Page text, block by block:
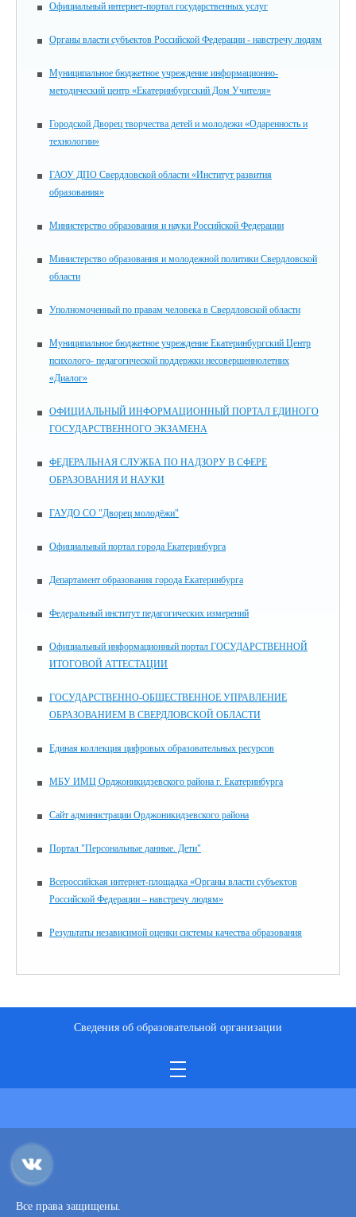
Официальный интернет-портал государственных услуг
Органы власти субъектов Российской Федерации - навстречу людям
Муниципальное бюджетное учреждение информационно-
методический центр «Екатеринбургский Дом Учителя»
Городской Дворец творчества детей и молодежи «Одаренность и
технологии»
ГАОУ ДПО Свердловской области «Институт развития
образования»
Министерство образования и науки Российской Федерации
Министерство образования и молодежной политики Свердловской
области
Уполномоченный по правам человека в Свердловской области
Муниципальное бюджетное учреждение Екатеринбургский Центр
психолого- педагогической поддержки несовершеннолетних
«Диалог»
ОФИЦИАЛЬНЫЙ ИНФОРМАЦИОННЫЙ ПОРТАЛ ЕДИНОГО
ГОСУДАРСТВЕННОГО ЭКЗАМЕНА
ФЕДЕРАЛЬНАЯ СЛУЖБА ПО НАДЗОРУ В СФЕРЕ
ОБРАЗОВАНИЯ И НАУКИ
ГАУДО СО "Дворец молодёжи"
Официальный портал города Екатеринбурга
Департамент образования города Екатеринбурга
Федеральный институт педагогических измерений
Официальный информационный портал ГОСУДАРСТВЕННОЙ
ИТОГОВОЙ АТТЕСТАЦИИ
ГОСУДАРСТВЕННО-ОБЩЕСТВЕННОЕ УПРАВЛЕНИЕ
ОБРАЗОВАНИЕМ В СВЕРДЛОВСКОЙ ОБЛАСТИ
Единая коллекция цифровых образовательных ресурсов
МБУ ИМЦ Орджоникидзевского района г. Екатеринбурга
Сайт администрации Орджоникидзевского района
Портал "Персональные данные. Дети"
Всероссийская интернет-площадка «Органы власти субъектов
Российской Федерации – навстречу людям»
Результаты независимой оценки системы качества образования
Сведения об образовательной организации
Все права защищены.